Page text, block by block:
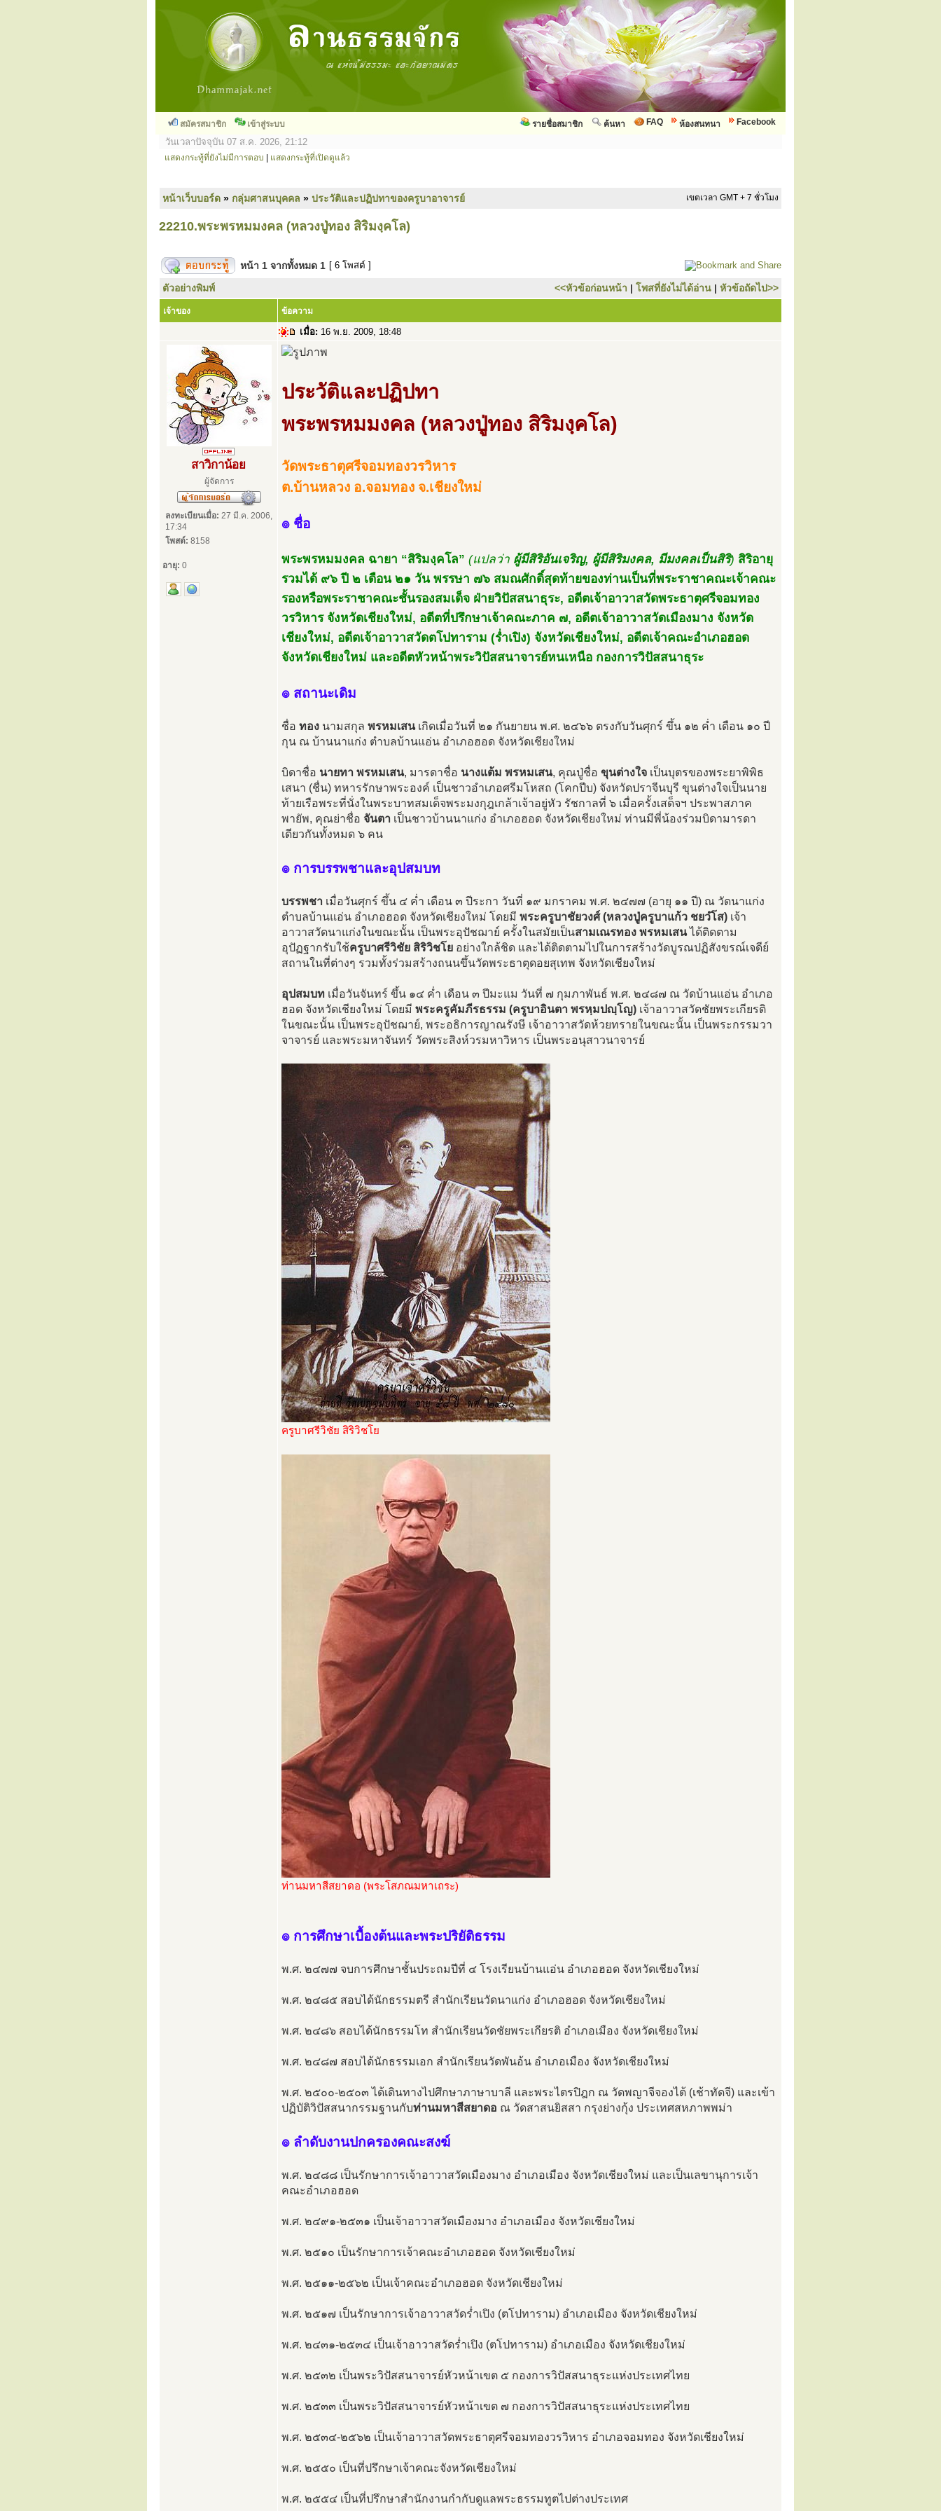
สมัครสมาชิก เข้าสู่ระบบ Facebook
ห้องสนทนา
FAQ
ค้นหา
รายชื่อสมาชิก
วันเวลาปัจจุบัน 07 ส.ค. 2026, 21:12
แสดงกระทู้ที่ยังไม่มีการตอบ แสดงกระทู้ที่เปิดดูแล้ว
หน้าเว็บบอร์ด » กลุ่มศาสนบุคคล » ประวัติและปฏิปทาของครูบาอาจารย์ เขตเวลา GMT + 7 ชั่วโมง
22210.พระพรหมมงคล (หลวงปู่ทอง สิริมงฺคโล)
หน้า 1 จากทั้งหมด 1 [ 6 โพสต์ ]
ตัวอย่างพิมพ์ <<หัวข้อก่อนหน้า | โพสที่ยังไม่ได้อ่าน | หัวข้อถัดไป>>
เจ้าของ ข้อความ
เมื่อ: 16 พ.ย. 2009, 18:48
สาวิกาน้อย
ผู้จัดการ
ลงทะเบียนเมื่อ: 27 มี.ค. 2006,
17:34
โพสต์: 8158
อายุ: 0
ประวัติและปฏิปทา
พระพรหมมงคล (หลวงปู่ทอง สิริมงฺคโล)
วัดพระธาตุศรีจอมทองวรวิหาร
ต.บ้านหลวง อ.จอมทอง จ.เชียงใหม่
๏ ชื่อ
พระพรหมมงคล ฉายา “สิริมงฺคโล” (แปลว่า ผู้มีสิริอันเจริญ, ผู้มีสิริมงคล, มีมงคลเป็นสิริ) สิริอายุ
รวมได้ ๙๖ ปี ๒ เดือน ๒๑ วัน พรรษา ๗๖ สมณศักดิ์สุดท้ายของท่านเป็นที่พระราชาคณะเจ้าคณะ
รองหรือพระราชาคณะชั้นรองสมเด็จ ฝ่ายวิปัสสนาธุระ, อดีตเจ้าอาวาสวัดพระธาตุศรีจอมทอง
วรวิหาร จังหวัดเชียงใหม่, อดีตที่ปรึกษาเจ้าคณะภาค ๗, อดีตเจ้าอาวาสวัดเมืองมาง จังหวัด
เชียงใหม่, อดีตเจ้าอาวาสวัดตโปทาราม (ร่ำเปิง) จังหวัดเชียงใหม่, อดีตเจ้าคณะอำเภอฮอด
จังหวัดเชียงใหม่ และอดีตหัวหน้าพระวิปัสสนาจารย์หนเหนือ กองการวิปัสสนาธุระ
๏ สถานะเดิม
ชื่อ ทอง นามสกุล พรหมเสนเกิดเมื่อวันที่ ๒๑ กันยายน พ.ศ. ๒๔๖๖ ตรงกับวันศุกร์ ขึ้น ๑๒ ค่ำ เดือน ๑๐ ปี
กุน ณ บ้านนาแก่ง ตำบลบ้านแอ่น อำเภอฮอด จังหวัดเชียงใหม่
บิดาชื่อ นายทา พรหมเสน, มารดาชื่อ นางแต้ม พรหมเสน, คุณปู่ชื่อ ขุนต่างใจ เป็นบุตรของพระยาพิพิธ
เสนา (ชื่น) ทหารรักษาพระองค์ เป็นชาวอำเภอศรีมโหสถ (โคกปีบ) จังหวัดปราจีนบุรี ขุนต่างใจเป็นนาย
ท้ายเรือพระที่นั่งในพระบาทสมเด็จพระมงกุฎเกล้าเจ้าอยู่หัว รัชกาลที่ ๖ เมื่อครั้งเสด็จฯ ประพาสภาค
พายัพ, คุณย่าชื่อ จันตา เป็นชาวบ้านนาแก่ง อำเภอฮอด จังหวัดเชียงใหม่ ท่านมีพี่น้องร่วมบิดามารดา
เดียวกันทั้งหมด ๖ คน
๏ การบรรพชาและอุปสมบท
บรรพชา เมื่อวันศุกร์ ขึ้น ๔ ค่ำ เดือน ๓ ปีระกา วันที่ ๑๙ มกราคม พ.ศ. ๒๔๗๗ (อายุ ๑๑ ปี) ณ วัดนาแก่ง
ตำบลบ้านแอ่น อำเภอฮอด จังหวัดเชียงใหม่ โดยมี พระครูบาชัยวงศ์ (หลวงปู่ครูบาแก้ว ชยวํโส) เจ้า
อาวาสวัดนาแก่งในขณะนั้น เป็นพระอุปัชฌาย์ ครั้งในสมัยเป็นสามเณรทอง พรหมเสนได้ติดตาม
อุปัฏฐากรับใช้ครูบาศรีวิชัย สิริวิชโย อย่างใกล้ชิด และได้ติดตามไปในการสร้างวัดบูรณปฏิสังขรณ์เจดีย์
สถานในที่ต่างๆ รวมทั้งร่วมสร้างถนนขึ้นวัดพระธาตุดอยสุเทพ จังหวัดเชียงใหม่
อุปสมบท เมื่อวันจันทร์ ขึ้น ๑๔ ค่ำ เดือน ๓ ปีมะแม วันที่ ๗ กุมภาพันธ์ พ.ศ. ๒๔๘๗ ณ วัดบ้านแอ่น อำเภอ
ฮอด จังหวัดเชียงใหม่ โดยมี พระครูคัมภีรธรรม (ครูบาอินตา พรหฺมปญฺโญ) เจ้าอาวาสวัดชัยพระเกียรติ
ในขณะนั้น เป็นพระอุปัชฌาย์, พระอธิการญาณรังษี เจ้าอาวาสวัดห้วยทรายในขณะนั้น เป็นพระกรรมวา
จาจารย์ และพระมหาจันทร์ วัดพระสิงห์วรมหาวิหาร เป็นพระอนุสาวนาจารย์
ครูบาศรีวิชัย สิริวิชโย
ท่านมหาสีสยาดอ (พระโสภณมหาเถระ)
๏ การศึกษาเบื้องต้นและพระปริยัติธรรม
พ.ศ. ๒๔๗๗ จบการศึกษาชั้นประถมปีที่ ๔ โรงเรียนบ้านแอ่น อำเภอฮอด จังหวัดเชียงใหม่
พ.ศ. ๒๔๘๕ สอบได้นักธรรมตรี สำนักเรียนวัดนาแก่ง อำเภอฮอด จังหวัดเชียงใหม่
พ.ศ. ๒๔๘๖ สอบได้นักธรรมโท สำนักเรียนวัดชัยพระเกียรติ อำเภอเมือง จังหวัดเชียงใหม่
พ.ศ. ๒๔๘๗ สอบได้นักธรรมเอก สำนักเรียนวัดพันอ้น อำเภอเมือง จังหวัดเชียงใหม่
พ.ศ. ๒๕๐๐-๒๕๐๓ ได้เดินทางไปศึกษาภาษาบาลี และพระไตรปิฎก ณ วัดพญาจีจองไต้ (เช้าทัดจี) และเข้า
ปฏิบัติวิปัสสนากรรมฐานกับท่านมหาสีสยาดอ ณ วัดสาสนยิสสา กรุงย่างกุ้ง ประเทศสหภาพพม่า
๏ ลำดับงานปกครองคณะสงฆ์
พ.ศ. ๒๔๘๘ เป็นรักษาการเจ้าอาวาสวัดเมืองมาง อำเภอเมือง จังหวัดเชียงใหม่ และเป็นเลขานุการเจ้า
คณะอำเภอฮอด
พ.ศ. ๒๔๙๑-๒๕๓๑ เป็นเจ้าอาวาสวัดเมืองมาง อำเภอเมือง จังหวัดเชียงใหม่
พ.ศ. ๒๕๑๐ เป็นรักษาการเจ้าคณะอำเภอฮอด จังหวัดเชียงใหม่
พ.ศ. ๒๕๑๑-๒๕๖๒ เป็นเจ้าคณะอำเภอฮอด จังหวัดเชียงใหม่
พ.ศ. ๒๕๑๗ เป็นรักษาการเจ้าอาวาสวัดร่ำเปิง (ตโปทาราม) อำเภอเมือง จังหวัดเชียงใหม่
พ.ศ. ๒๔๓๑-๒๕๓๔ เป็นเจ้าอาวาสวัดร่ำเปิง (ตโปทาราม) อำเภอเมือง จังหวัดเชียงใหม่
พ.ศ. ๒๕๓๒ เป็นพระวิปัสสนาจารย์หัวหน้าเขต ๕ กองการวิปัสสนาธุระแห่งประเทศไทย
พ.ศ. ๒๕๓๓ เป็นพระวิปัสสนาจารย์หัวหน้าเขต ๗ กองการวิปัสสนาธุระแห่งประเทศไทย
พ.ศ. ๒๕๓๔-๒๕๖๒ เป็นเจ้าอาวาสวัดพระธาตุศรีจอมทองวรวิหาร อำเภอจอมทอง จังหวัดเชียงใหม่
พ.ศ. ๒๕๕๐ เป็นที่ปรึกษาเจ้าคณะจังหวัดเชียงใหม่
พ.ศ. ๒๕๕๔ เป็นที่ปรึกษาสำนักงานกำกับดูแลพระธรรมทูตไปต่างประเทศ